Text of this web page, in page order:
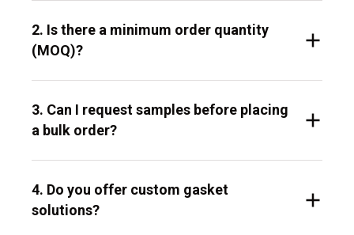
2. Is there a minimum order quantity
(MOQ)?
3. Can I request samples before placing
a bulk order?
4. Do you offer custom gasket
solutions?